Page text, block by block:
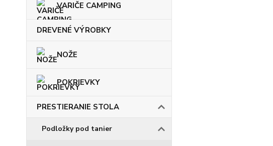
VARIČE CAMPING
DREVENÉ VÝROBKY
NOŽE
POKRIEVKY
PRESTIERANIE STOLA
Podložky pod tanier